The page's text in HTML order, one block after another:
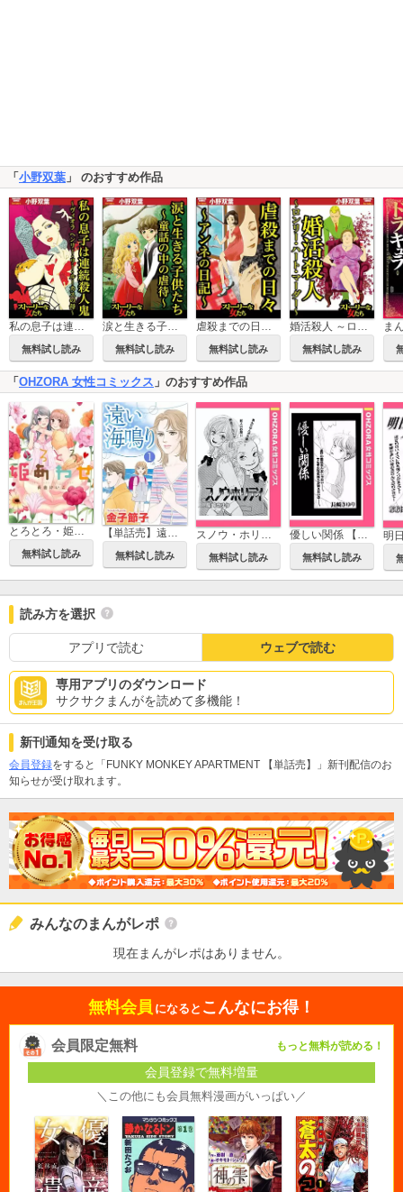
「 小野双葉 」 のおすすめ作品
私の息子は連続殺人鬼 ～ヴィオラ ヘンリー・リー・ルーカスの母～
無料試し読み
涙と生きる子供たち ～童話の中の虐待～
無料試し読み
虐殺までの日々 ～アンネの日記～
無料試し読み
婚活殺人 ～ロンリー・ハート・マーダー～
無料試し読み
「 OHZORA 女性コミックス 」のおすすめ作品
無料試し読み
【単話売】遠い海鳴り
無料試し読み
スノウ・ホリディ 【単話売】
無料試し読み
優しい関係 【単話売】
無料試し読み
読み方を選択
アプリで読む ウェブで読む
専用アプリのダウンロード
サクサクまんがを読めて多機能！
新刊通知を受け取る
会員登録をすると「FUNKY MONKEY APARTMENT 【単話売】」新刊配信のお
知らせが受け取れます。
みんなのまんがレポ
現在まんがレポはありません。
無料会員 になると こんなにお得！
会員限定無料 もっと無料が読める！
会員登録で無料増量
＼この他にも会員無料漫画がいっぱい／